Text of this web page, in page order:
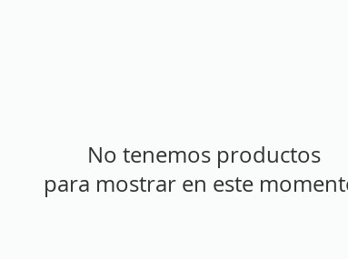
No tenemos productos
para mostrar en este